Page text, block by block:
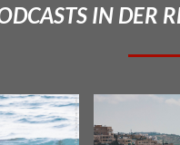
IN DER